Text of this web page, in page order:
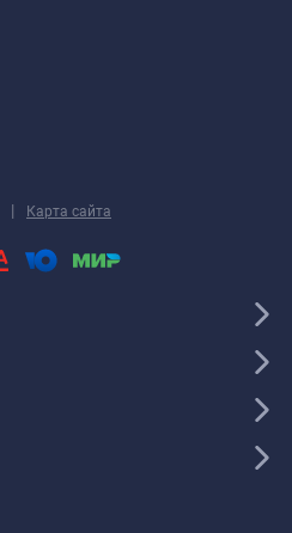
| Карта сайта